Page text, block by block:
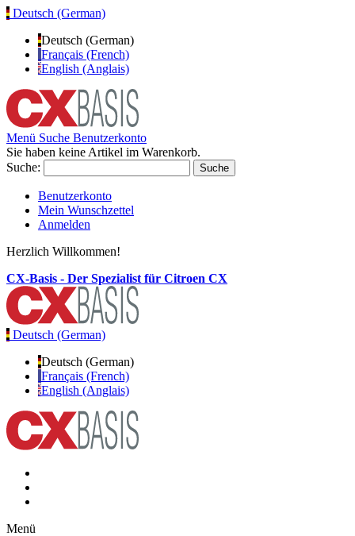
Deutsch (German)
Deutsch (German)
Français (French)
English (Anglais)
Menü Suche Benutzerkonto
Sie haben keine Artikel im Warenkorb.
Suche:
Suche
Benutzerkonto
Mein Wunschzettel
Anmelden
Herzlich Willkommen!
CX-Basis - Der Spezialist für Citroen CX
Deutsch (German)
Deutsch (German)
Français (French)
English (Anglais)
Menü